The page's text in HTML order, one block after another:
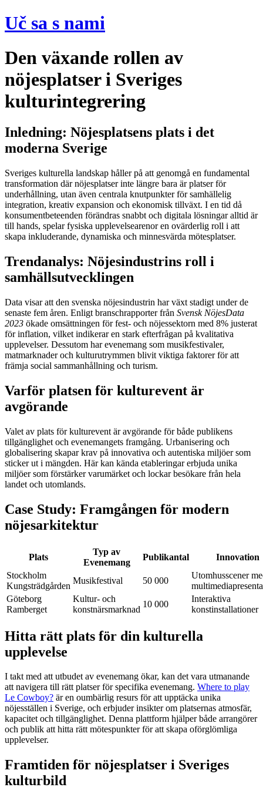
Preskočiť
na
Uč sa s nami
Den växande rollen av
nöjesplatser i Sveriges
kulturintegrering
Inledning: Nöjesplatsens plats i det
moderna Sverige
Sveriges kulturella landskap håller på att genomgå en fundamental
transformation där nöjesplatser inte längre bara är platser för
underhållning, utan även centrala knutpunkter för samhällelig
integration, kreativ expansion och ekonomisk tillväxt. I en tid då
konsumentbeteenden förändras snabbt och digitala lösningar alltid är
till hands, spelar fysiska upplevelsearenor en ovärderlig roll i att
skapa inkluderande, dynamiska och minnesvärda mötesplatser.
Trendanalys: Nöjesindustrins roll i
samhällsutvecklingen
Data visar att den svenska nöjesindustrin har växt stadigt under de
senaste fem åren. Enligt branschrapporter från Svensk NöjesData
2023 ökade omsättningen för fest- och nöjessektorn med 8% justerat
för inflation, vilket indikerar en stark efterfrågan på kvalitativa
upplevelser. Dessutom har evenemang som musikfestivaler,
matmarknader och kulturutrymmen blivit viktiga faktorer för att
främja social sammanhållning och turism.
Varför platsen för kulturevent är
avgörande
Valet av plats för kulturevent är avgörande för både publikens
tillgänglighet och evenemangets framgång. Urbanisering och
globalisering skapar krav på innovativa och autentiska miljöer som
sticker ut i mängden. Här kan kända etableringar erbjuda unika
miljöer som förstärker varumärket och lockar besökare från hela
landet och utomlands.
Case Study: Framgången för modern
nöjesarkitektur
Plats
Typ av
Evenemang
Publikantal
Innovation
Stockholm
Kungsträdgården
Musikfestival 50 000
Utomhusscener
Göteborg
Ramberget
Kultur- och
konstnärsmarknad
10 000
Interaktiva
konstinstallationer
Hitta rätt plats för din kulturella
upplevelse
I takt med att utbudet av evenemang ökar, kan det vara utmanande
att navigera till rätt platser för specifika evenemang. Where to play
Le Cowboy? är en oumbärlig resurs för att upptäcka unika
nöjesställen i Sverige, och erbjuder insikter om platsernas atmosfär,
kapacitet och tillgänglighet. Denna plattform hjälper både arrangörer
och publik att hitta rätt mötespunkter för att skapa oförglömliga
upplevelser.
Framtiden för nöjesplatser i Sveriges
kulturbild